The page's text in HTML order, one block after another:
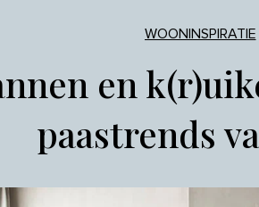
WOONINSPIRATIE
en
paastrends